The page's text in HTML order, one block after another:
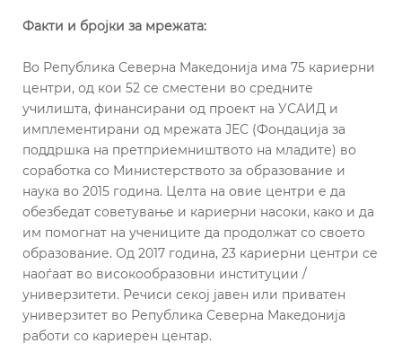
Факти и бројки за мрежата:
Во Република Северна Македонија има 75 кариерни
центри, од кои 52 се сместени во средните
училишта, финансирани од проект на УСАИД и
имплементирани од мрежата ЈЕС (Фондација за
поддршка на претприемништвото на младите) во
соработка со Министерството за образование и
наука во 2015 година. Целта на овие центри е да
обезбедат советување и кариерни насоки, како и да
им помогнат на учениците да продолжат со своето
образование. Од 2017 година, 23 кариерни центри се
наоѓаат во високообразовни институции /
универзитети. Речиси секој јавен или приватен
универзитет во Република Северна Македонија
работи со кариерен центар.